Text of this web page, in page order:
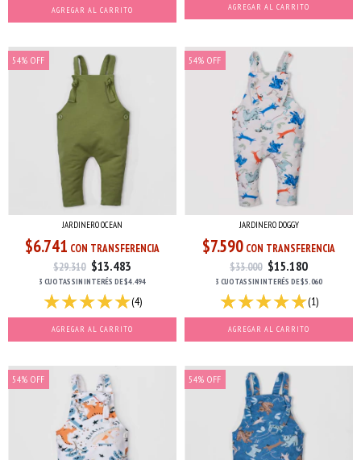
AGREGAR AL CARRITO AGREGAR AL CARRITO
54% OFF
JARDINERO OCEAN
$6.741 CON TRANSFERENCIA
$29.310 $13.483
3 CUOTASSIN INTERÉS DE$4.494
(4)
AGREGAR AL CARRITO
54% OFF
JARDINERO DOGGY
$7.590 CON TRANSFERENCIA
$33.000 $15.180
3 CUOTASSIN INTERÉS DE$5.060
(1)
AGREGAR AL CARRITO
54% OFF 54% OFF